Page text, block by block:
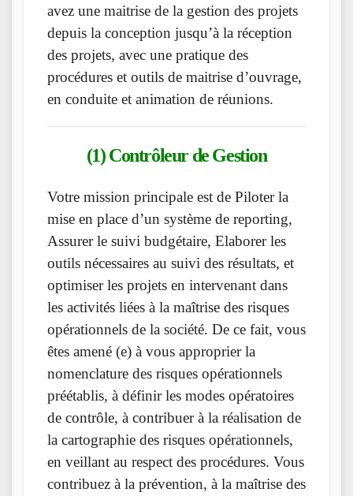
avez une maitrise de la gestion des projets
depuis la conception jusqu’à la réception
des projets, avec une pratique des
procédures et outils de maitrise d’ouvrage,
en conduite et animation de réunions.
(1) Contrôleur de Gestion
Votre mission principale est de Piloter la
mise en place d’un système de reporting,
Assurer le suivi budgétaire, Elaborer les
outils nécessaires au suivi des résultats, et
optimiser les projets en intervenant dans
les activités liées à la maîtrise des risques
opérationnels de la société. De ce fait, vous
êtes amené (e) à vous approprier la
nomenclature des risques opérationnels
préétablis, à définir les modes opératoires
de contrôle, à contribuer à la réalisation de
la cartographie des risques opérationnels,
en veillant au respect des procédures. Vous
contribuez à la prévention, à la maîtrise des